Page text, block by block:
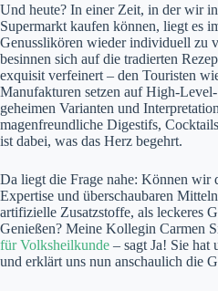
Und heute? In einer Zeit, in der wir
Supermarkt kaufen können, liegt es
Genusslikören wieder individuell zu
besinnen sich auf die tradierten
exquisit verfeinert – den Touristen
Manufakturen setzen auf High-
geheimen Varianten und
magenfreundliche Digestifs,
ist dabei, was das Herz begehrt.
Da liegt die Frage nahe: Können wir
Expertise und überschaubaren
artifizielle Zusatzstoffe, als leckeres
Genießen? Meine Kollegin Carmen
für Volksheilkunde – sagt Ja! Sie hat
und erklärt uns nun anschaulich die